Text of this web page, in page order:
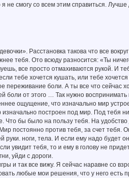
не смогу со всем этим справиться.
Расстановка такова что все
тебя. Ото всюду разносится: «Ты
все просто отмахиваются рукой. И
тебе хочется кушать, или тебе
переживание боли. А ты все что сейчас
боли от этого … Так нужно
ощущение, что изначально мир
построен под мир. Под тебя
Что бы было на пользу тебя. На
постоянно против тебя, за счет тебя.
ноги, тела. И если ему надо будет
увидит тебя, то и ему в голову не
уйди с дороги.
и так все вижу. Я сейчас наравне со
любые мои решения, что у него есть